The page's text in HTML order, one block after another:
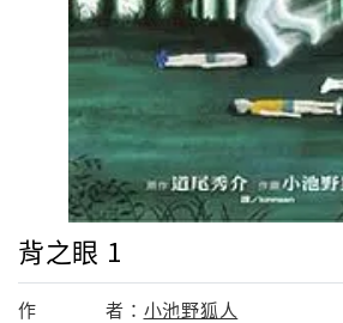
背之眼 1
作 者： 小池野狐人